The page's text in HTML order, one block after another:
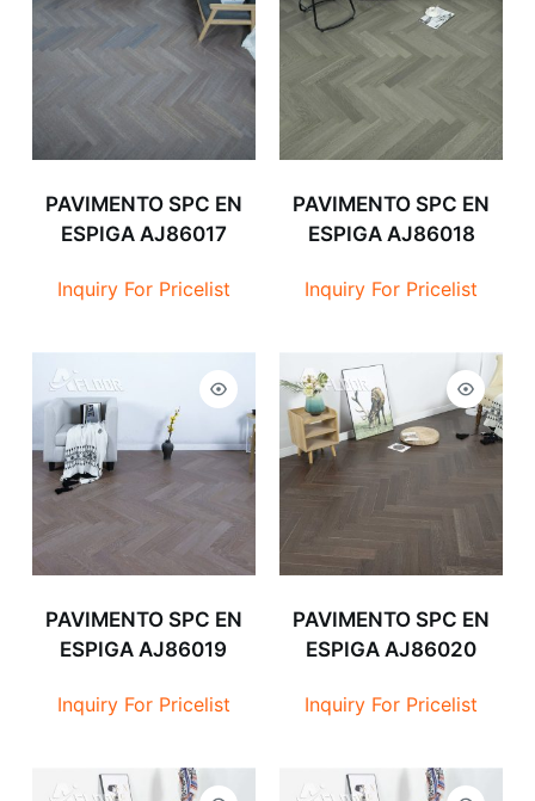
PAVIMENTO SPC EN
ESPIGA AJ86017
Inquiry For Pricelist
PAVIMENTO SPC EN
ESPIGA AJ86018
Inquiry For Pricelist
PAVIMENTO SPC EN
ESPIGA AJ86019
Inquiry For Pricelist
PAVIMENTO SPC EN
ESPIGA AJ86020
Inquiry For Pricelist